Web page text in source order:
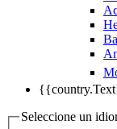
Seleccione un